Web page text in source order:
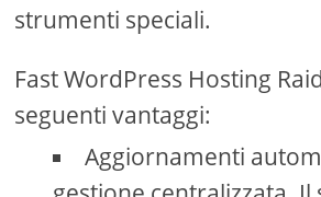
strumenti speciali.
Fast WordPress Hosting
seguenti vantaggi:
Aggiornamenti